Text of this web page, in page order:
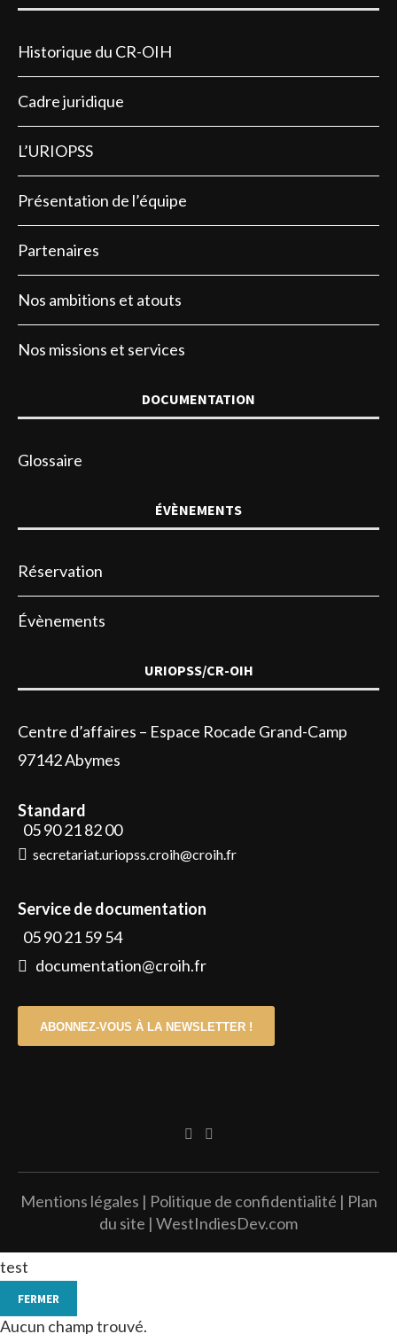
Historique du CR-OIH
Cadre juridique
L’URIOPSS
Présentation de l’équipe
Partenaires
Nos ambitions et atouts
Nos missions et services
DOCUMENTATION
Glossaire
ÉVÈNEMENTS
Réservation
Évènements
URIOPSS/CR-OIH
Centre d’affaires – Espace Rocade Grand-Camp
97142 Abymes
Standard
05 90 21 82 00
secretariat.uriopss.croih@croih.fr
Service de documentation
05 90 21 59 54
documentation@croih.fr
ABONNEZ-VOUS À LA NEWSLETTER !
Mentions légales | Politique de confidentialité | Plan
du site | WestIndiesDev.com
test
FERMER
Aucun champ trouvé.